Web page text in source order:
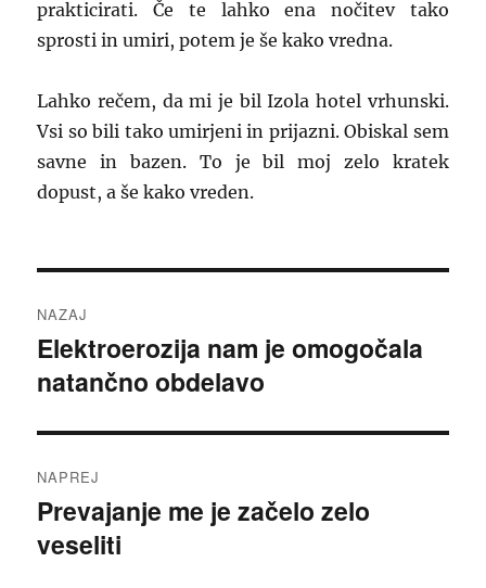
prakticirati. Če te lahko ena nočitev tako
sprosti in umiri, potem je še kako vredna.
Lahko rečem, da mi je bil Izola hotel vrhunski.
Vsi so bili tako umirjeni in prijazni. Obiskal sem
savne in bazen. To je bil moj zelo kratek
dopust, a še kako vreden.
prispevka
NAZAJ
Prejšnji
prispevek:
Elektroerozija nam je omogočala
natančno obdelavo
NAPREJ
Naslednji
prispevek:
Prevajanje me je začelo zelo
veseliti